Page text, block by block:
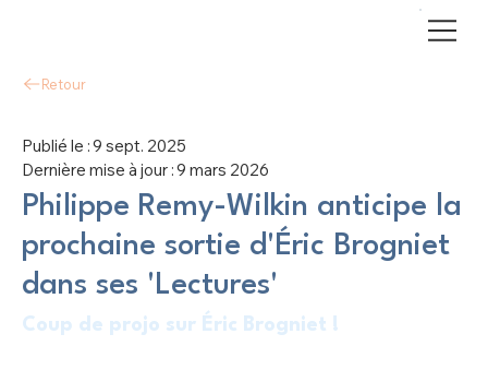
Retour
Publié le :9 sept. 2025
Dernière mise à jour :9 mars 2026
Philippe Remy-Wilkin anticipe la
prochaine sortie d'Éric Brogniet
dans ses 'Lectures'
Coup de projo sur Éric Brogniet !